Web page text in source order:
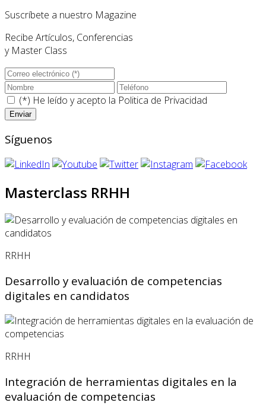
Suscríbete a nuestro Magazine
Recibe Artículos, Conferencias
y Master Class
(*) He leído y acepto la Politica de Privacidad
Síguenos
Masterclass RRHH
RRHH
Desarrollo y evaluación de competencias
digitales en candidatos
RRHH
Integración de herramientas digitales en la
evaluación de competencias